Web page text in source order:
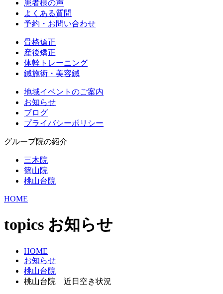
患者様の声
よくある質問
予約・お問い合わせ
骨格矯正
産後矯正
体幹トレーニング
鍼施術・美容鍼
地域イベントのご案内
お知らせ
ブログ
プライバシーポリシー
グループ院の紹介
三木院
篠山院
桃山台院
HOME
topics お知らせ
HOME
お知らせ
桃山台院
桃山台院 近日空き状況